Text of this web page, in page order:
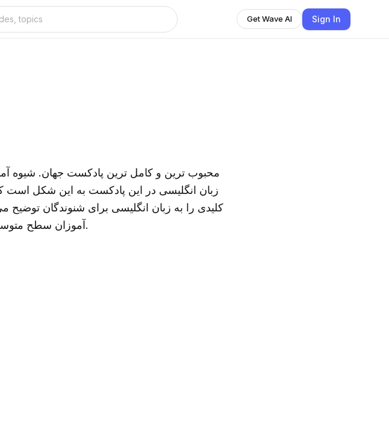
Get Wave AI Sign In
زبان انگلیسی در این پادکست به این شکل است
کلیدی را به زبان انگلیسی برای شنوندگان توضیح
آموزان سطح متوسط و یا بالاتر مناسب می باشند.